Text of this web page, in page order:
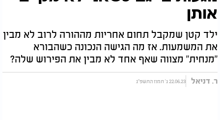
אותן
ילד קטן שמקבל תחום אחריות מההורה לרוב לא מבין
את המשמעות. אז מה הגישה הנכונה כשהבורא
"מנחית" מצווה שאף אחד לא מבין את הפירוש שלה?
ר. דניאל 22.06.23 ג' תמוז התשפ"ג